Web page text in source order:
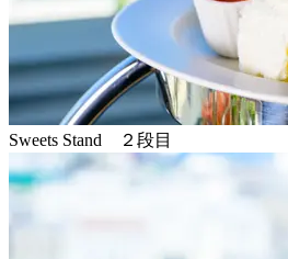
Sweets Stand ２段目